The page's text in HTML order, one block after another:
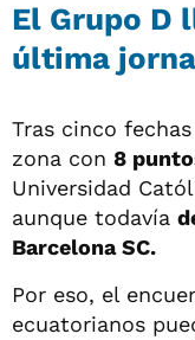
El Grupo D
última
Tras cinco
zona con 8
Universidad
aunque todavía
Barcelona SC.
Por eso, el
ecuatorianos